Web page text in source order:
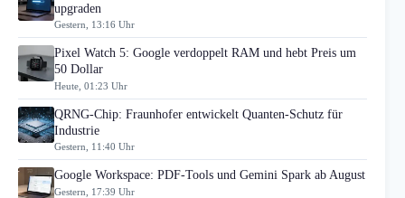
upgraden
Gestern, 13:16 Uhr
Pixel Watch 5: Google verdoppelt RAM und hebt Preis um
50 Dollar
Heute, 01:23 Uhr
QRNG-Chip: Fraunhofer entwickelt Quanten-Schutz für
Industrie
Gestern, 11:40 Uhr
Google Workspace: PDF-Tools und Gemini Spark ab August
Gestern, 17:39 Uhr